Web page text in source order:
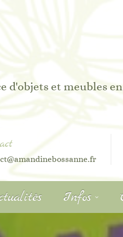
d'objets et meubles
Infos